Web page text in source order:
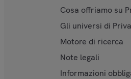
Cosa offriamo su
Gli universi di
Motore di ricerca
Note legali
Informazioni